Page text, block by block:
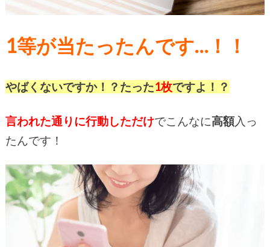
1等が当たったんです…！！
やばくないですか！？たった1枚ですよ！？
言われた通りに行動しただけでこんなに高額入っ
たんです！